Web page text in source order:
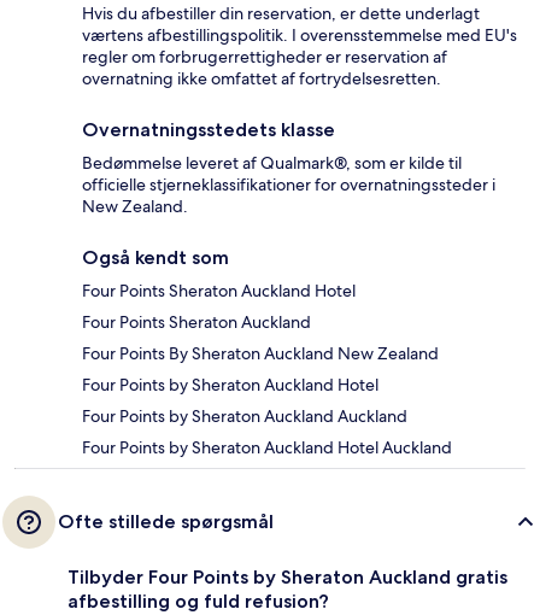
Hvis du afbestiller din reservation, er dette underlagt
værtens afbestillingspolitik. I overensstemmelse med EU's
regler om forbrugerrettigheder er reservation af
overnatning ikke omfattet af fortrydelsesretten.
Overnatningsstedets klasse
Bedømmelse leveret af Qualmark®, som er kilde til
officielle stjerneklassifikationer for overnatningssteder i
New Zealand.
Også kendt som
Four Points Sheraton Auckland Hotel
Four Points Sheraton Auckland
Four Points By Sheraton Auckland New Zealand
Four Points by Sheraton Auckland Hotel
Four Points by Sheraton Auckland Auckland
Four Points by Sheraton Auckland Hotel Auckland
Ofte stillede spørgsmål
Tilbyder Four Points by Sheraton Auckland gratis
afbestilling og fuld refusion?